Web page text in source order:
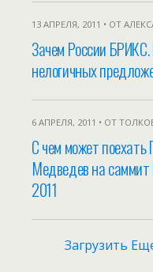
13 АПРЕЛЯ, 2011 • ОТ
Зачем России БРИКС.
нелогичных
6 АПРЕЛЯ, 2011 • ОТ
С чем может
Медведев на
2011
Загрузить